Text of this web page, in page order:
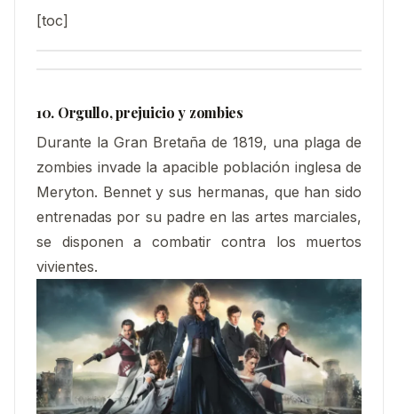
[toc]
10. Orgullo, prejuicio y zombies
Durante la Gran Bretaña de 1819, una plaga de
zombies invade la apacible población inglesa de
Meryton. Bennet y sus hermanas, que han sido
entrenadas por su padre en las artes marciales,
se disponen a combatir contra los muertos
vivientes.